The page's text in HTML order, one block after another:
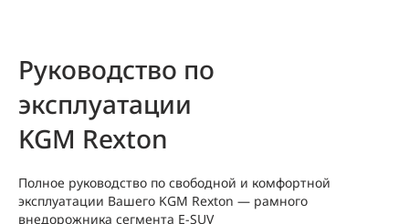
Руководство по
эксплуатации
KGM Rexton
Полное руководство по свободной и комфортной
эксплуатации Вашего KGM Rexton — рамного
внедорожника сегмента E‑SUV